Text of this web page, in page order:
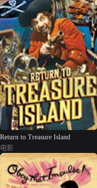
Return to Treasure Island
电影